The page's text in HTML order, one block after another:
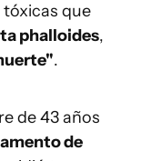
tóxicas que
phalloides,
.
de 43 años
de